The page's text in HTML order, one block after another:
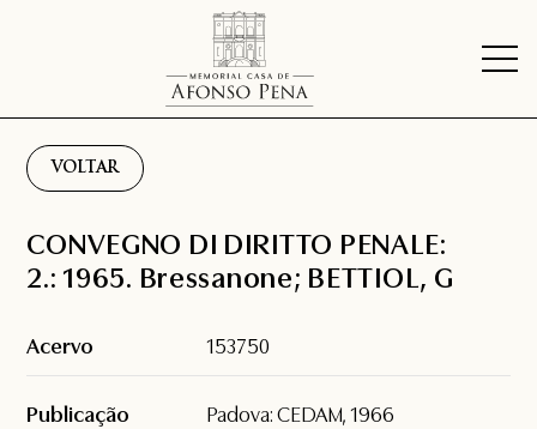
VOLTAR
CONVEGNO DI DIRITTO PENALE:
2.: 1965. Bressanone; BETTIOL, G
Acervo 153750
Publicação Padova: CEDAM, 1966